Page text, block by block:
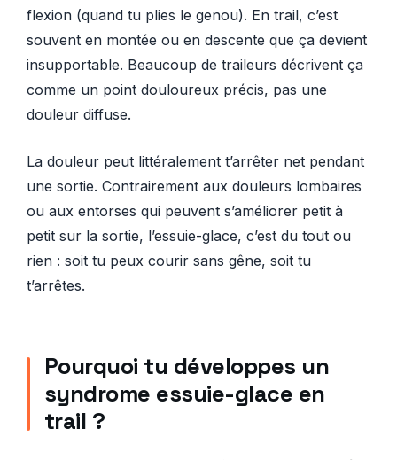
flexion (quand tu plies le genou). En trail, c’est
souvent en montée ou en descente que ça devient
insupportable. Beaucoup de traileurs décrivent ça
comme un point douloureux précis, pas une
douleur diffuse.
La douleur peut littéralement t’arrêter net pendant
une sortie. Contrairement aux douleurs lombaires
ou aux entorses qui peuvent s’améliorer petit à
petit sur la sortie, l’essuie-glace, c’est du tout ou
rien : soit tu peux courir sans gêne, soit tu
t’arrêtes.
Pourquoi tu développes un
syndrome essuie-glace en
trail ?